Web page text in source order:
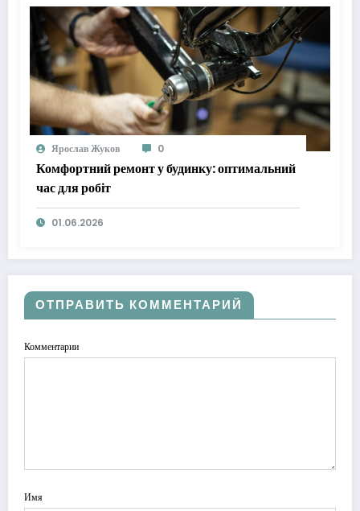
Ярослав Жуков 0
Комфортний ремонт у будинку: оптимальний
час для робіт
01.06.2026
ОТПРАВИТЬ КОММЕНТАРИЙ
Комментарии
Имя